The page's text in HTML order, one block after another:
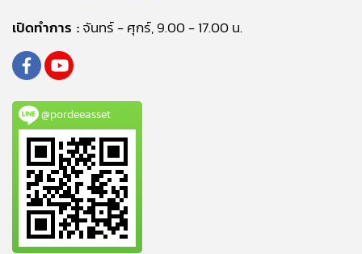
เปิดทำการ :จันทร์ - ศุกร์, 9.00 - 17.00 น.
@pordeeasset